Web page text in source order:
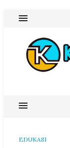
content
EDUKASI